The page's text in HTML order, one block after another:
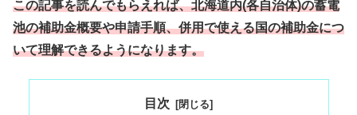
この記事を読んでもらえれば、北海道内(各自治体)の蓄電
池の補助金概要や申請手順、併用で使える国の補助金につ
いて理解できるようになります。
目次